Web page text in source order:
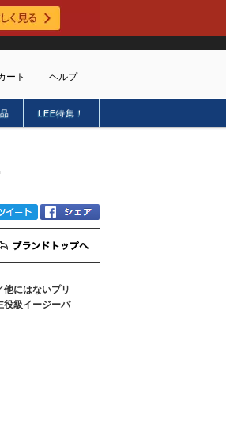
ート ヘルプ
返品・交換について
会員特典のご案内
初めてのお客様
お問合せ
新規会員登録
LEE特集！
に入りブランド登録
他にはないプリ
役級イージーパ